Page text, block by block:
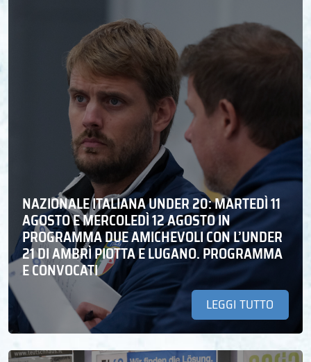
NAZIONALE ITALIANA UNDER 20: MARTEDÌ 11
AGOSTO E MERCOLEDÌ 12 AGOSTO IN
PROGRAMMA DUE AMICHEVOLI CON L’UNDER
21 DI AMBRÌ PIOTTA E LUGANO. PROGRAMMA
E CONVOCATI
LEGGI TUTTO